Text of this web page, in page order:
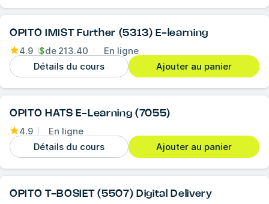
OPITO IMIST Further (5313) E-learning
4.9 $de 213.40
En ligne
Détails du cours
Ajouter au panier
OPITO HATS E-Learning (7055)
4.9
En ligne
Détails du cours
Ajouter au panier
OPITO T-BOSIET (5507) Digital Delivery